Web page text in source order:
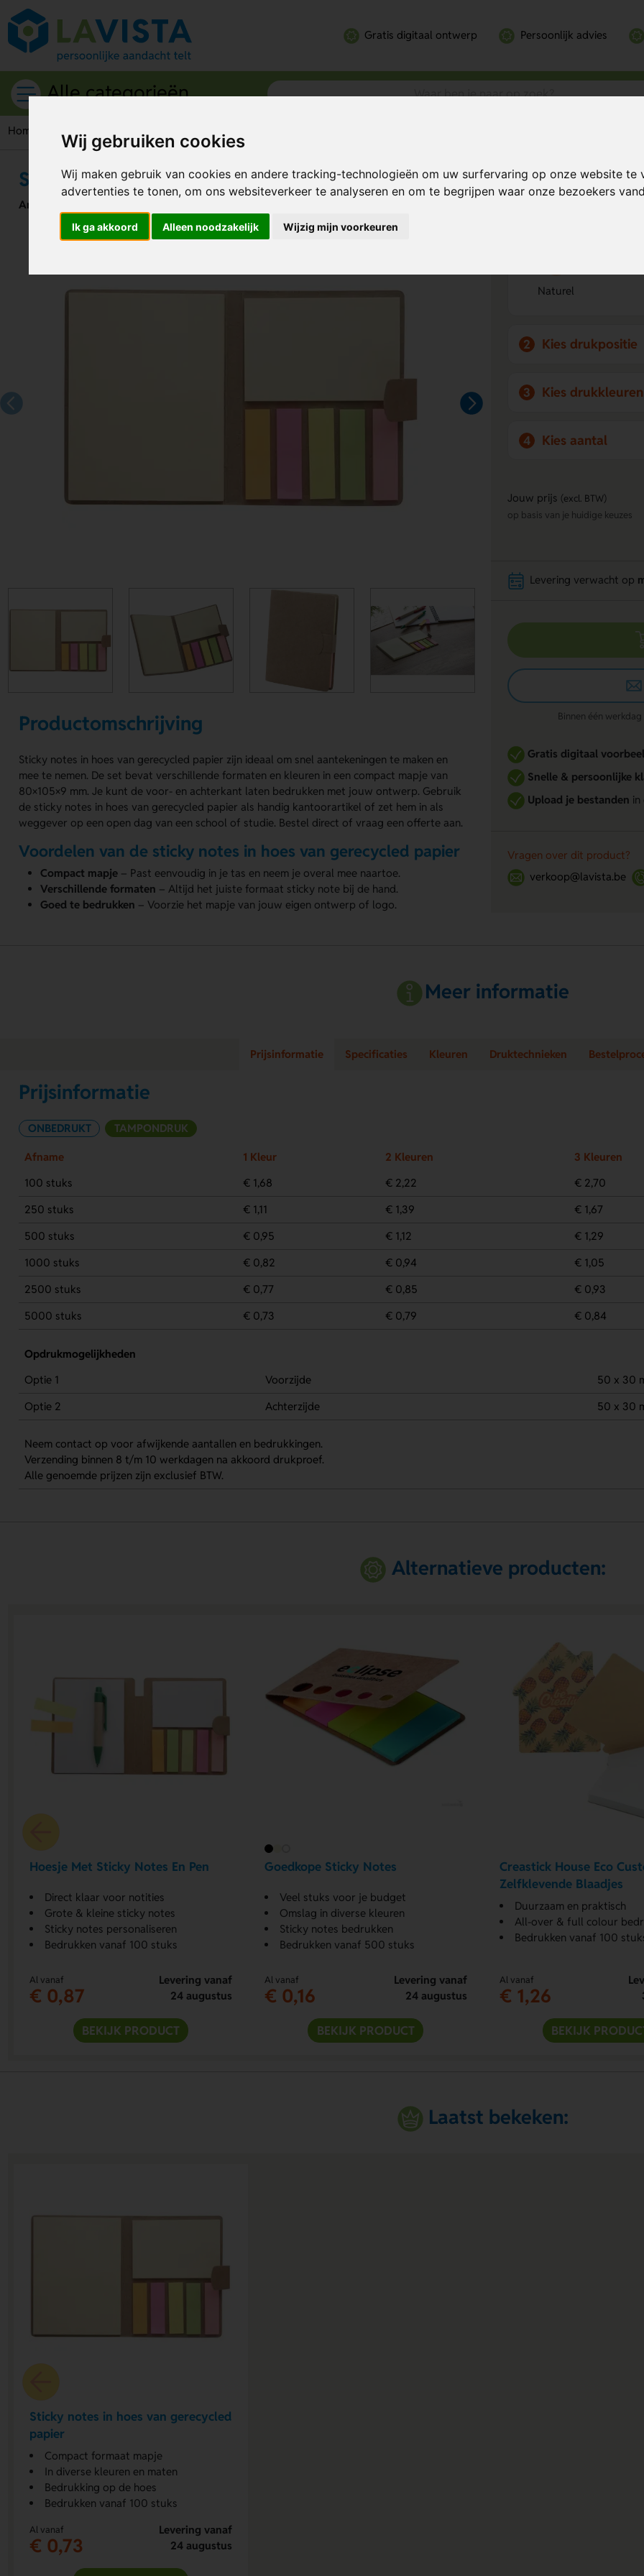
Wij gebruiken cookies
Wij maken gebruik van cookies en andere tracking-technologieën om uw surfervaring op onze website te
advertenties te tonen, om ons websiteverkeer te analyseren en om te begrijpen waar onze bezoekers
Ik ga akkoord Alleen noodzakelijk Wijzig mijn voorkeuren
Gratis digitaal ontwerp Persoonlijk advies
Alle categorieën
Home Notities Sticky notes in hoes van gerecycled papier
Sticky notes in hoes van gerecycled papier
Artikelnummer:
Productomschrijving
Sticky notes in hoes van gerecycled papier zijn ideaal om snel aantekeningen te maken en
mee te nemen. De set bevat verschillende formaten en kleuren in een compact mapje van
80×105×9 mm. Je kunt de voor- en achterkant laten bedrukken met jouw ontwerp. Gebruik
de sticky notes in hoes van gerecycled papier als handig kantoorartikel of zet hem in als
weggever op een open dag van een school of studie. Bestel direct of vraag een offerte aan.
Voordelen van de sticky notes in hoes van gerecycled papier
Compact mapje – Past eenvoudig in je tas en neem je overal mee naartoe.
Verschillende formaten – Altijd het juiste formaat sticky note bij de hand.
Goed te bedrukken – Voorzie het mapje van jouw eigen ontwerp of logo.
Bereken mijn
Naturel
2 Kies drukpositie
3 Kies drukkleuren
4 Kies aantal
Jouw prijs (excl. BTW)
op basis van je huidige keuzes
Levering verwacht op
Binnen één
Gratis digitaal
Snelle & persoonlijke
Upload je bestanden
Vragen over dit product?
verkoop@lavista.be
Meer informatie
Prijsinformatie Specificaties Kleuren Druktechnieken
Prijsinformatie
ONBEDRUKT TAMPONDRUK
Afname 1 Kleur 2 Kleuren 3 Kleuren
100 stuks
€ 1,68 € 2,22 € 2,70
250 stuks
€ 1,11 € 1,39 € 1,67
500 stuks
€ 0,95 € 1,12 € 1,29
1000 stuks
€ 0,82 € 0,94 € 1,05
2500 stuks
€ 0,77 € 0,85 € 0,93
5000 stuks
€ 0,73 € 0,79 € 0,84
Opdrukmogelijkheden
Optie 1
Voorzijde
50 x 30
Optie 2
Achterzijde 50 x 30
Neem contact op voor afwijkende aantallen en bedrukkingen.
Verzending binnen 8 t/m 10 werkdagen na akkoord drukproef.
Alle genoemde prijzen zijn exclusief BTW.
Alternatieve producten:
Hoesje Met Sticky Notes En Pen
Direct klaar voor notities
Grote & kleine sticky notes
Sticky notes personaliseren
Bedrukken vanaf 100 stuks
Al vanaf
€ 0,87
Levering vanaf
24 augustus
BEKIJK PRODUCT
Goedkope Sticky Notes
Veel stuks voor je budget
Omslag in diverse kleuren
Sticky notes bedrukken
Bedrukken vanaf 500 stuks
Al vanaf
€ 0,16
Levering vanaf
24 augustus
BEKIJK PRODUCT
Creastick House Eco
Zelfklevende Blaadjes
Duurzaam en praktisch
All-over & full colour
Bedrukken vanaf 100
Al vanaf
€ 1,26
BEKIJK
Laatst bekeken:
Sticky notes in hoes van gerecycled
papier
Compact formaat mapje
In diverse kleuren en maten
Bedrukking op de hoes
Bedrukken vanaf 100 stuks
Al vanaf
€ 0,73
Levering vanaf
24 augustus